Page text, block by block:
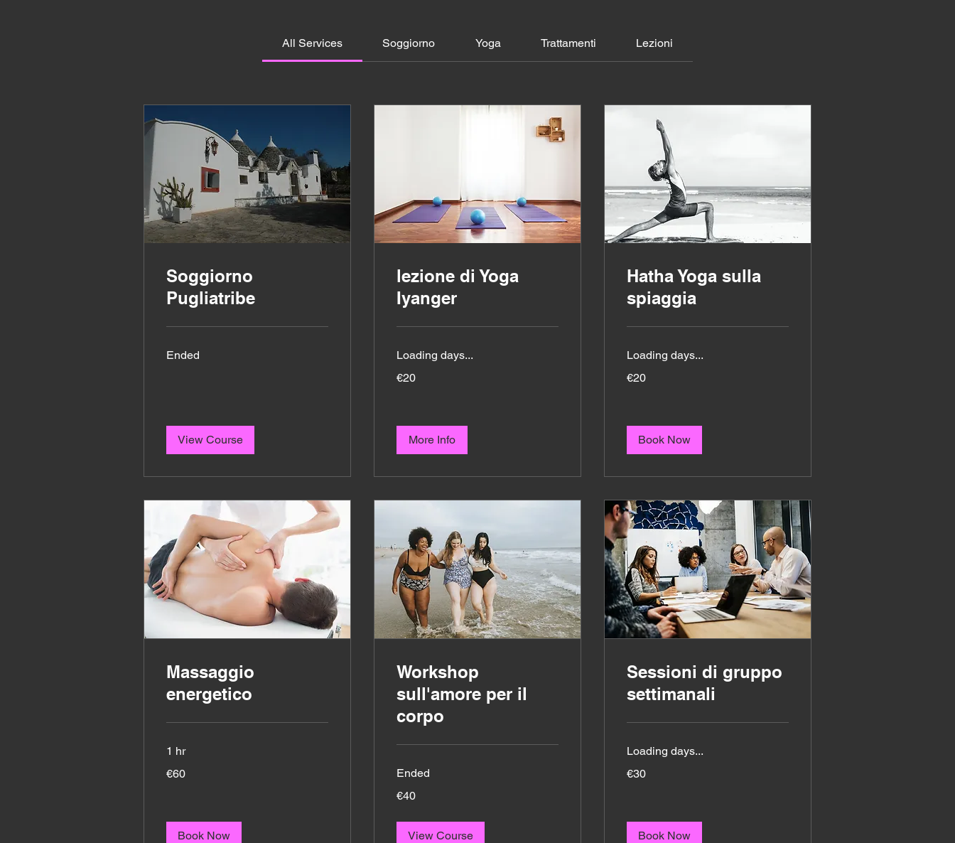
All Services Soggiorno Yoga Trattamenti Lezioni
Soggiorno
Pugliatribe
Ended
View Course
lezione di Yoga
Iyanger
Loading days...
euros
€20
More Info
Hatha Yoga sulla
spiaggia
Loading days...
euros
€20
Book Now
Massaggio
energetico
1 hr
euros
€60
Book Now
Workshop
sull'amore per il
corpo
Ended
euros
€40
View Course
Sessioni di gruppo
settimanali
Loading days...
euros
€30
Book Now